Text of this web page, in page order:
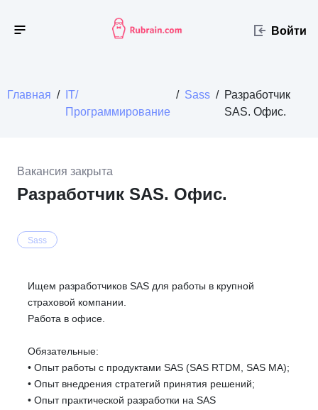
Войти
Главная /
IT/
Программирование
/ Sass / Разработчик
SAS. Офис.
Разработчик SAS. Офис.
Вакансия закрыта
Sass
Ищем разработчиков SAS для работы в крупной
страховой компании.
Работа в офисе.
Обязательные:
• Опыт работы с продуктами SAS (SAS RTDM, SAS MA);
• Опыт внедрения стратегий принятия решений;
• Опыт практической разработки на SAS